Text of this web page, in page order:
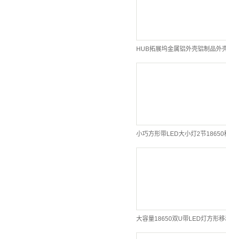
HUB拓展坞金属铝外壳铝制品外